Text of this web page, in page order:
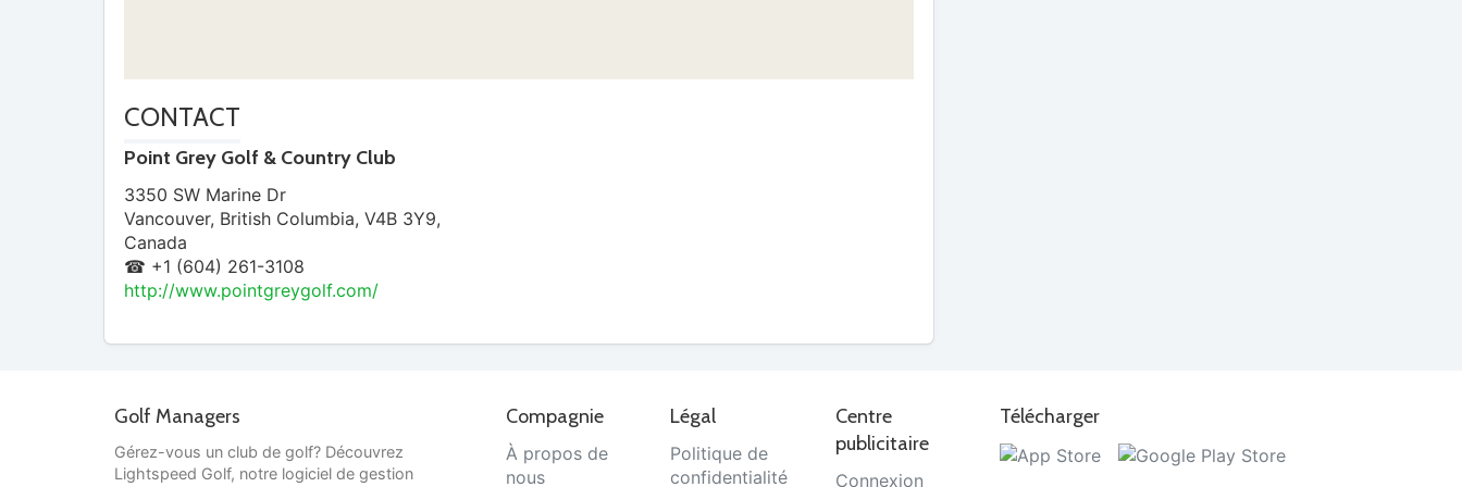
CONTACT
Point Grey Golf & Country Club
3350 SW Marine Dr
Vancouver, British Columbia, V4B 3Y9,
Canada
☎ +1 (604) 261-3108
http://www.pointgreygolf.com/
Golf Managers
Gérez-vous un club de golf? Découvrez
Lightspeed Golf, notre logiciel de gestion
Compagnie
À propos de
nous
Légal
Politique de
confidentialité
Centre
publicitaire
Connexion
Télécharger